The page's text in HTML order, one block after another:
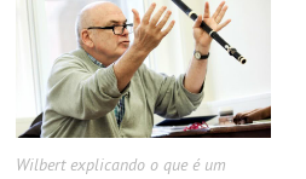
Wilbert explicando o que é um